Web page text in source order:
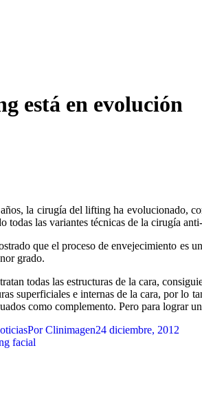
está en evolución
la cirugía del lifting ha evolucionado,
todas las variantes técnicas de la cirugía
que el proceso de envejecimiento es
grado.
todas las estructuras de la cara,
superficiales e internas de la cara, por
como complemento. Pero para lograr
PorClinimagen24 diciembre, 2012
facial